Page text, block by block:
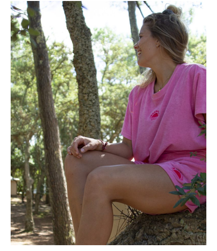
Dit
product
heeft
meerdere
variaties.
Deze
optie
kan
gekozen
worden
op
de
productpagina